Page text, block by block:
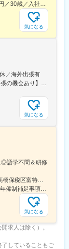
年収700万円／35歳／入社8年目 年収620万円／30歳／入社3年目
気になる
／海外出張有
【渋谷区勤務／駅徒歩5分／転勤なし／海外出張の機会あり】■営業分室：東京都渋谷区本町4-12-7＜アクセス＞都営大江戸線／西新宿五丁目駅より徒歩5分京王電鉄京王線／初台駅より徒歩14分※受動喫煙対策：屋内全面禁煙＝＝海外出張のチャンスも＝＝中国・韓国、タイ・ベトナム、ヨーロッパ、アメリカなど、世界各地への出張機会があります。各地の代理店やお客さま先を訪問するため、グローバルな環境で経験を積めます。
気になる
◎語学不問＆研修
＜勤務地詳細＞上海事業所住所：中国上海外高橋保税区富特北路221号3F 受動喫煙対策：敷地内喫煙可能場所あり変更の範囲：会社の定める事業所
＜予定年収＞450万円～550万円＜賃金形態＞年俸制補足事項なし＜賃金内訳＞年額（基本給）：3,960,000円～5,400,000円＜月額＞330,000円～450,000円（12分割）＜昇給有無＞有＜残業手当＞有＜給与補足＞※給与詳細は、年齢・職歴を考慮し決定■年俸制（12分割）■賞与：年2回※業績・評価による、過去実績2ヶ月分■住宅は全額会社負担賃金はあくまでも目安の金額であり、選考を通じて上下する可能性があります。月給(月額)は固定手当を含めた表記です。
気になる
求人は除く）。
していることもご